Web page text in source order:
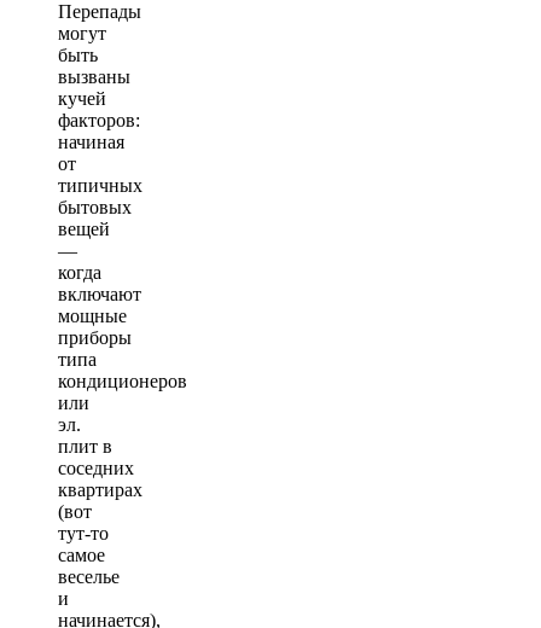
Перепады
могут
быть
вызваны
кучей
факторов:
начиная
от
типичных
бытовых
вещей
—
когда
включают
мощные
приборы
типа
кондиционеров
или
эл.
плит в
соседних
квартирах
(вот
тут-то
самое
веселье
и
начинается),